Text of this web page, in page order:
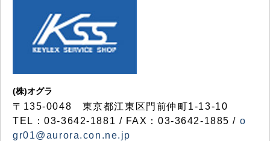
(株)オグラ
〒135-0048 東京都江東区門前仲町1-13-10
TEL：03-3642-1881 / FAX：03-3642-1885 / o
gr01@aurora.con.ne.jp